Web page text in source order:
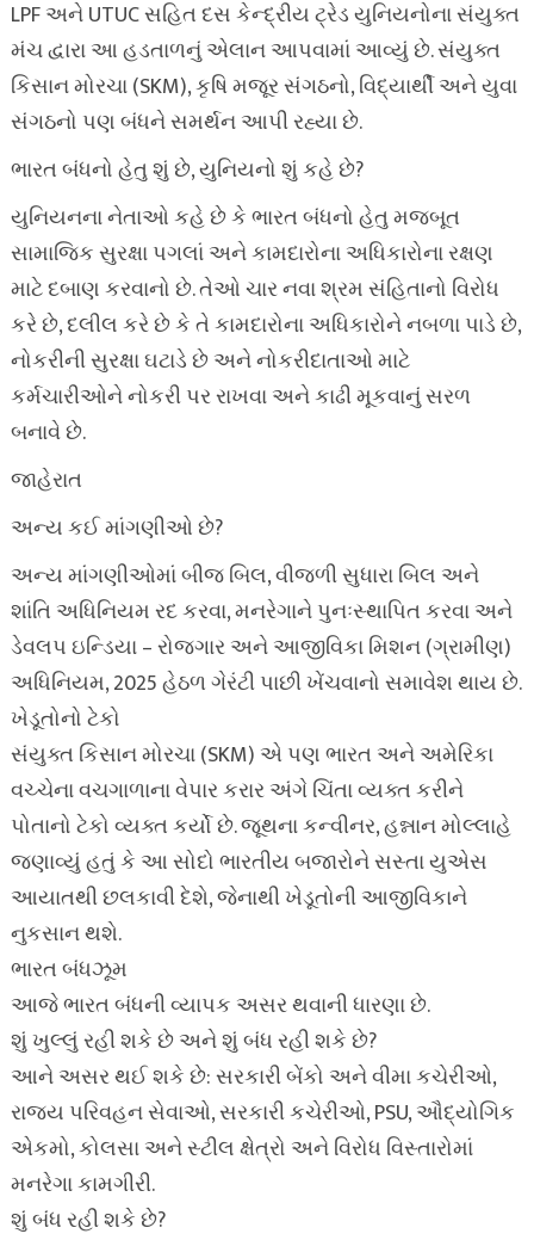
LPF અને UTUC સહિત દસ કેન્દ્રીય ટ્રેડ યુનિયનોના સંયુક્ત
મંચ દ્વારા આ હડતાળનું એલાન આપવામાં આવ્યું છે. સંયુક્ત
કિસાન મોરચા (SKM), કૃષિ મજૂર સંગઠનો, વિદ્યાર્થી અને યુવા
સંગઠનો પણ બંધને સમર્થન આપી રહ્યા છે.
ભારત બંધનો હેતુ શું છે, યુનિયનો શું કહે છે?
યુનિયનના નેતાઓ કહે છે કે ભારત બંધનો હેતુ મજબૂત
સામાજિક સુરક્ષા પગલાં અને કામદારોના અધિકારોના રક્ષણ
માટે દબાણ કરવાનો છે. તેઓ ચાર નવા શ્રમ સંહિતાનો વિરોધ
કરે છે, દલીલ કરે છે કે તે કામદારોના અધિકારોને નબળા પાડે છે,
નોકરીની સુરક્ષા ઘટાડે છે અને નોકરીદાતાઓ માટે
કર્મચારીઓને નોકરી પર રાખવા અને કાઢી મૂકવાનું સરળ
બનાવે છે.
જાહેરાત
અન્ય કઈ માંગણીઓ છે?
અન્ય માંગણીઓમાં બીજ બિલ, વીજળી સુધારા બિલ અને
શાંતિ અધિનિયમ રદ કરવા, મનરેગાને પુનઃસ્થાપિત કરવા અને
ડેવલપ ઇન્ડિયા – રોજગાર અને આજીવિકા મિશન (ગ્રામીણ)
અધિનિયમ, 2025 હેઠળ ગેરંટી પાછી ખેંચવાનો સમાવેશ થાય છે.
ખેડૂતોનો ટેકો
સંયુક્ત કિસાન મોરચા (SKM) એ પણ ભારત અને અમેરિકા
વચ્ચેના વચગાળાના વેપાર કરાર અંગે ચિંતા વ્યક્ત કરીને
પોતાનો ટેકો વ્યક્ત કર્યો છે. જૂથના કન્વીનર, હન્નાન મોલ્લાહે
જણાવ્યું હતું કે આ સોદો ભારતીય બજારોને સસ્તા યુએસ
આયાતથી છલકાવી દેશે, જેનાથી ખેડૂતોની આજીવિકાને
નુકસાન થશે.
ભારત બંધઝૂમ
આજે ભારત બંધની વ્યાપક અસર થવાની ધારણા છે.
શું ખુલ્લું રહી શકે છે અને શું બંધ રહી શકે છે?
આને અસર થઈ શકે છે: સરકારી બેંકો અને વીમા કચેરીઓ,
રાજ્ય પરિવહન સેવાઓ, સરકારી કચેરીઓ, PSU, ઔદ્યોગિક
એકમો, કોલસા અને સ્ટીલ ક્ષેત્રો અને વિરોધ વિસ્તારોમાં
મનરેગા કામગીરી.
શું બંધ રહી શકે છે?